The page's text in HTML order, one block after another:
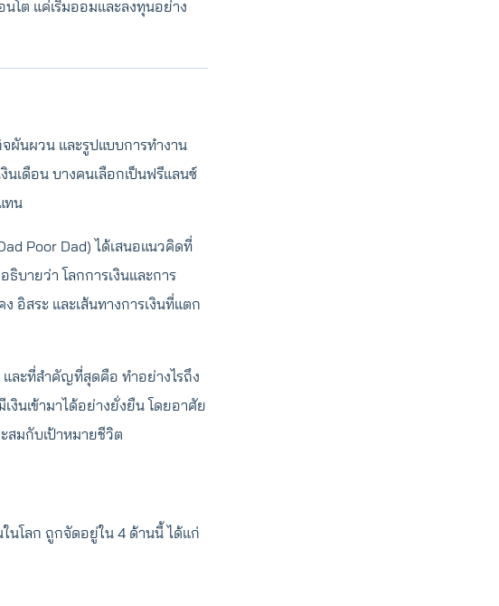
โต แค่เริ่มออมและลงทุนอย่าง
ผันผวน และรูปแบบการทำงาน
นเดือน บางคนเลือกเป็นฟรีแลนซ์
ทน
Poor Dad) ได้เสนอแนวคิดที่
ธิบายว่า โลกการเงินและการ
อิสระ และเส้นทางการเงินที่แตก
ละที่สำคัญที่สุดคือ ทำอย่างไรถึง
งินเข้ามาได้อย่างยั่งยืน โดยอาศัย
สมกับเป้าหมายชีวิต
นโลก ถูกจัดอยู่ใน 4 ด้านนี้ ได้แก่